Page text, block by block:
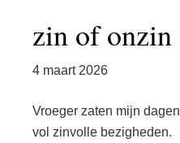
zin of onzin
4 maart 2026
Vroeger zaten mijn dagen
vol zinvolle bezigheden.